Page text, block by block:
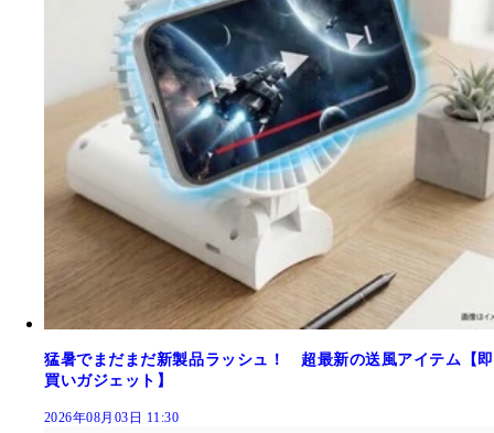
猛暑でまだまだ新製品ラッシュ！ 超最新の送風アイテム【即
買いガジェット】
2026年08月03日 11:30